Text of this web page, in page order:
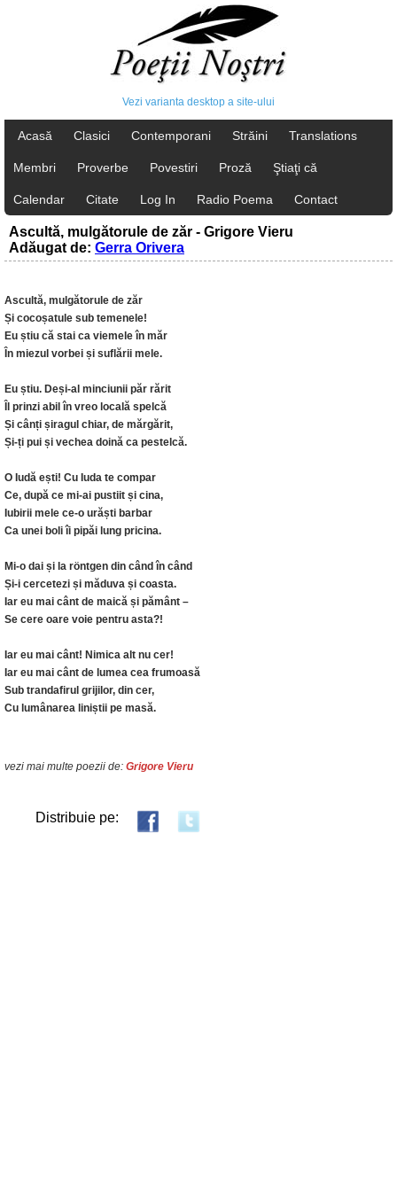
Vezi varianta desktop a site-ului
Acasă Clasici Contemporani Străini Translations
Membri Proverbe Povestiri Proză Ştiaţi că
Calendar Citate Log In Radio Poema Contact
Ascultă, mulgătorule de zăr - Grigore Vieru
Adăugat de: Gerra Orivera
Ascultă, mulgătorule de zăr
Și cocoșatule sub temenele!
Eu știu că stai ca viemele în măr
În miezul vorbei și suflării mele.
Eu știu. Deși-al minciunii păr rărit
Îl prinzi abil în vreo locală spelcă
Și cânți șiragul chiar, de mărgărit,
Și-ți pui și vechea doină ca pestelcă.
O Iudă ești! Cu Iuda te compar
Ce, după ce mi-ai pustiit și cina,
Iubirii mele ce-o urăști barbar
Ca unei boli îi pipăi lung pricina.
Mi-o dai și la röntgen din când în când
Și-i cercetezi și măduva și coasta.
Iar eu mai cânt de maică și pământ –
Se cere oare voie pentru asta?!
Iar eu mai cânt! Nimica alt nu cer!
Iar eu mai cânt de lumea cea frumoasă
Sub trandafirul grijilor, din cer,
Cu lumânarea liniștii pe masă.
vezi mai multe poezii de: Grigore Vieru
Distribuie pe: